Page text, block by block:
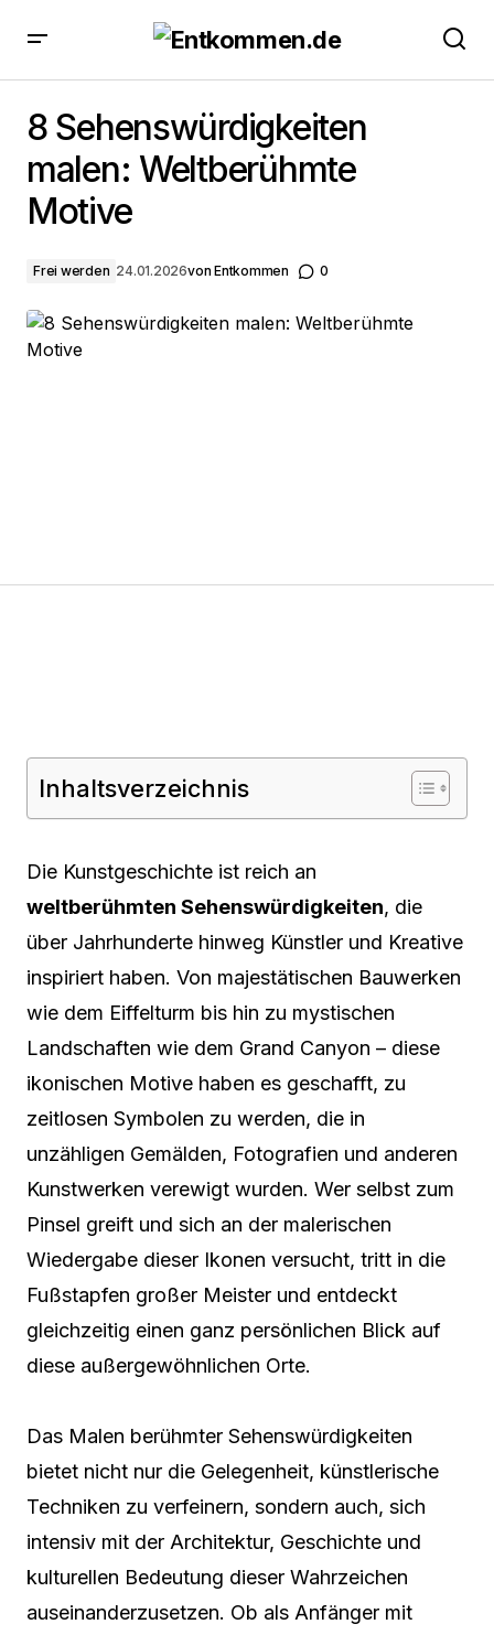
8 Sehenswürdigkeiten
malen: Weltberühmte
Motive
Frei werden 24.01.2026von Entkommen 0
Inhaltsverzeichnis
Die Kunstgeschichte ist reich an
weltberühmten Sehenswürdigkeiten, die
über Jahrhunderte hinweg Künstler und Kreative
inspiriert haben. Von majestätischen Bauwerken
wie dem Eiffelturm bis hin zu mystischen
Landschaften wie dem Grand Canyon – diese
ikonischen Motive haben es geschafft, zu
zeitlosen Symbolen zu werden, die in
unzähligen Gemälden, Fotografien und anderen
Kunstwerken verewigt wurden. Wer selbst zum
Pinsel greift und sich an der malerischen
Wiedergabe dieser Ikonen versucht, tritt in die
Fußstapfen großer Meister und entdeckt
gleichzeitig einen ganz persönlichen Blick auf
diese außergewöhnlichen Orte.
Das Malen berühmter Sehenswürdigkeiten
bietet nicht nur die Gelegenheit, künstlerische
Techniken zu verfeinern, sondern auch, sich
intensiv mit der Architektur, Geschichte und
kulturellen Bedeutung dieser Wahrzeichen
auseinanderzusetzen. Ob als Anfänger mit